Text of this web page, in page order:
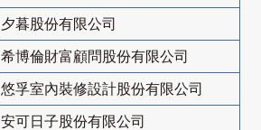
夕暮股份有限公司
希博倫財富顧問股份有限公司
悠孚室內裝修設計股份有限公司
安可日子股份有限公司